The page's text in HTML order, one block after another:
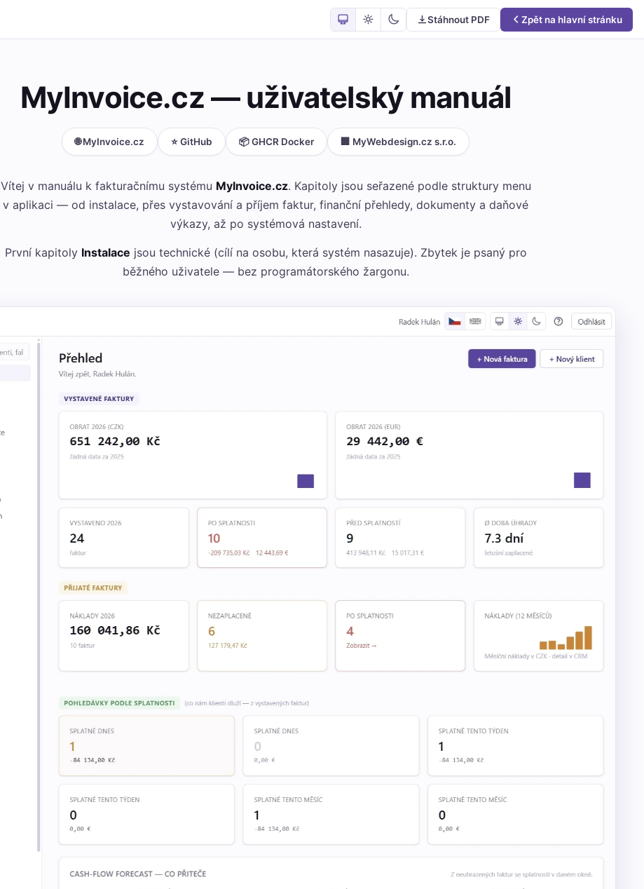
Stáhnout PDF Zpět na hlavní stránku
MyInvoice.cz — uživatelský manuál
🌐 MyInvoice.cz ⭐ GitHub 📦 GHCR Docker 🏢 MyWebdesign.cz s.r.o.
Vítej v manuálu k fakturačnímu systému MyInvoice.cz. Kapitoly jsou seřazené podle struktury menu
v aplikaci — od instalace, přes vystavování a příjem faktur, finanční přehledy, dokumenty a daňové
výkazy, až po systémová nastavení.
První kapitoly Instalace jsou technické (cílí na osobu, která systém nasazuje). Zbytek je psaný pro
běžného uživatele — bez programátorského žargonu.